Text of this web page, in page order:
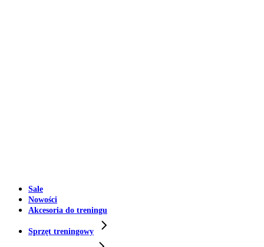
Sale
Nowości
Akcesoria do treningu
Sprzęt treningowy